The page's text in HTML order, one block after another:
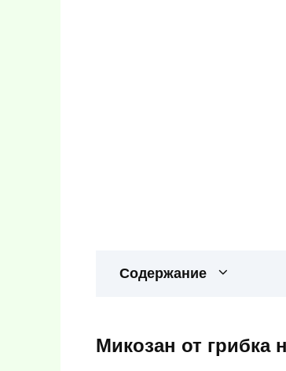
Содержание
Микозан от грибка